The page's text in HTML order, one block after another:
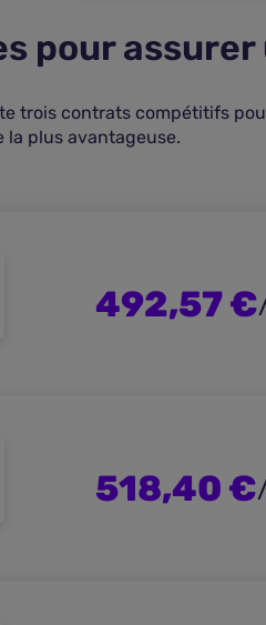
pour
trois contrats compétitifs
la plus avantageuse.
492,57 €
518,40 €